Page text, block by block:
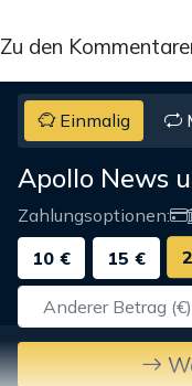
Zu den
Einmalig
Apollo News
Zahlungsoptionen:
10 €
15 €